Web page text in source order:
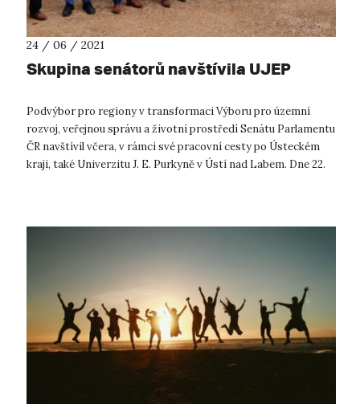
24 / 06 / 2021
Skupina senátorů navštívila UJEP
Podvýbor pro regiony v transformaci Výboru pro územní
rozvoj, veřejnou správu a životní prostředí Senátu Parlamentu
ČR navštívil včera, v rámci své pracovní cesty po Ústeckém
kraji, také Univerzitu J. E. Purkyně v Ústí nad Labem. Dne 22.